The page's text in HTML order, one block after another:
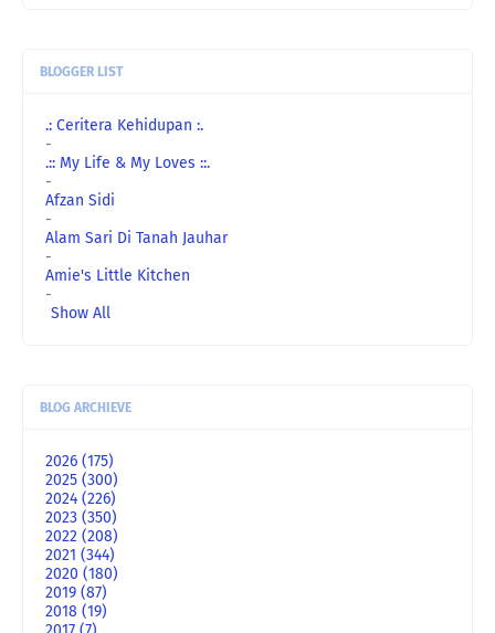
BLOGGER LIST
.: Ceritera Kehidupan :.
-
.:: My Life & My Loves ::.
-
Afzan Sidi
-
Alam Sari Di Tanah Jauhar
-
Amie's Little Kitchen
-
Show All
BLOG ARCHIEVE
2026 (175)
2025 (300)
2024 (226)
2023 (350)
2022 (208)
2021 (344)
2020 (180)
2019 (87)
2018 (19)